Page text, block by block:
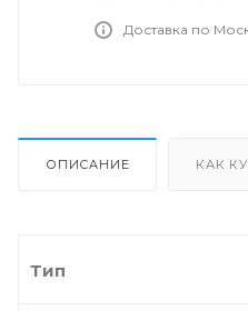
Доставка по
ОПИСАНИЕ КАК
Тип